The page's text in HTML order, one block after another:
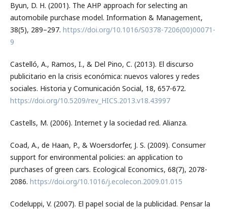
Byun, D. H. (2001). The AHP approach for selecting an
automobile purchase model. Information & Management,
38(5), 289–297. https://doi.org/10.1016/S0378-7206(00)00071-
9
Castelló, A., Ramos, I., & Del Pino, C. (2013). El discurso
publicitario en la crisis económica: nuevos valores y redes
sociales. Historia y Comunicación Social, 18, 657-672.
https://doi.org/10.5209/rev_HICS.2013.v18.43997
Castells, M. (2006). Internet y la sociedad red. Alianza.
Coad, A., de Haan, P., & Woersdorfer, J. S. (2009). Consumer
support for environmental policies: an application to
purchases of green cars. Ecological Economics, 68(7), 2078-
2086. https://doi.org/10.1016/j.ecolecon.2009.01.015
Codeluppi, V. (2007). El papel social de la publicidad. Pensar la